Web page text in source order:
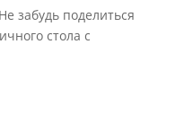
забудь поделиться
стола с